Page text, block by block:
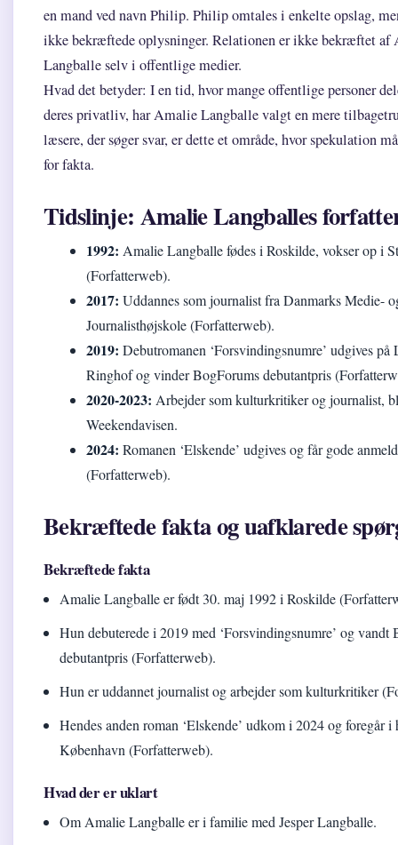
en mand ved navn Philip. Philip omtales i enkelte opslag,
ikke bekræftede oplysninger. Relationen er ikke bekræftet af
Langballe selv i offentlige medier.
Hvad det betyder: I en tid, hvor mange offentlige personer
deres privatliv, har Amalie Langballe valgt en mere
læsere, der søger svar, er dette et område, hvor spekulation
for fakta.
Tidslinje: Amalie Langballes
1992: Amalie Langballe fødes i Roskilde, vokser op i
(Forfatterweb).
2017: Uddannes som journalist fra Danmarks Medie-
Journalisthøjskole (Forfatterweb).
2019: Debutromanen ‘Forsvindingsnumre’ udgives på
Ringhof og vinder BogForums debutantpris
2020-2023: Arbejder som kulturkritiker og journalist,
Weekendavisen.
2024: Romanen ‘Elskende’ udgives og får gode
(Forfatterweb).
Bekræftede fakta og uafklarede
Bekræftede fakta
Amalie Langballe er født 30. maj 1992 i Roskilde
Hun debuterede i 2019 med ‘Forsvindingsnumre’ og vandt
debutantpris (Forfatterweb).
Hun er uddannet journalist og arbejder som kulturkritiker
Hendes anden roman ‘Elskende’ udkom i 2024 og foregår i
København (Forfatterweb).
Hvad der er uklart
Om Amalie Langballe er i familie med Jesper Langballe.